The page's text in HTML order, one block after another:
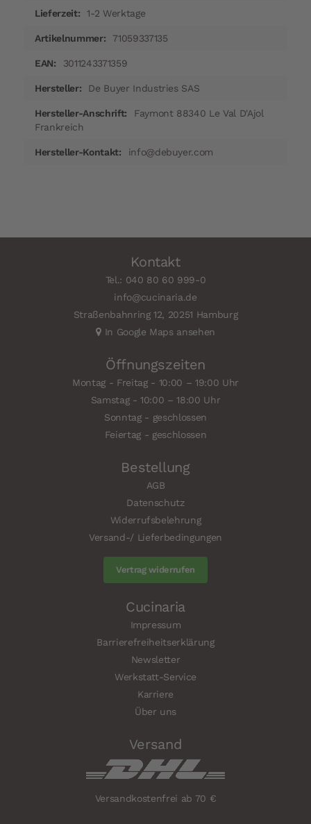
1-2 Werktage
71059337135
3011243371359
De Buyer Industries SAS
Faymont 88340 Le Val D'Ajol
Frankreich
info@debuyer.com
Kontakt
Tel.: 040 80 60 999-0
info@cucinaria.de
Straßenbahnring 12, 20251 Hamburg
In Google Maps ansehen
Öffnungszeiten
Montag - Freitag - 10:00 – 19:00 Uhr
Samstag - 10:00 – 18:00 Uhr
Sonntag - geschlossen
Feiertag - geschlossen
Bestellung
AGB
Datenschutz
Widerrufsbelehrung
Versand-/ Lieferbedingungen
Vertrag widerrufen
Cucinaria
Impressum
Barrierefreiheitserklärung
Newsletter
Werkstatt-Service
Karriere
Über uns
Versand
Versandkostenfrei ab 70 €